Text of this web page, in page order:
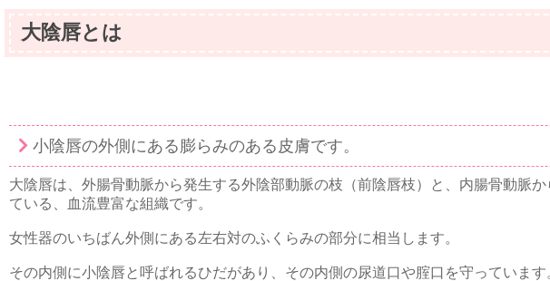
大陰唇とは
小陰唇の外側にある膨らみのある皮膚です。
大陰唇は、外腸骨動脈から発生する外陰部動脈の枝（前陰唇枝）と、内腸骨動脈
ている、血流豊富な組織です。
女性器のいちばん外側にある左右対のふくらみの部分に相当します。
その内側に小陰唇と呼ばれるひだがあり、その内側の尿道口や腟口を守っています